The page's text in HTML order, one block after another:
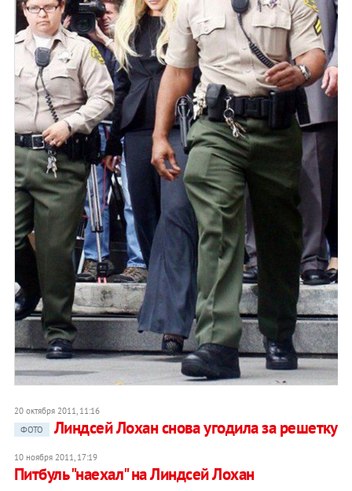
20 октября 2011, 11:16
ФОТО
Линдсей Лохан снова угодила за решетку
10 ноября 2011, 17:19
Питбуль "наехал" на Линдсей Лохан